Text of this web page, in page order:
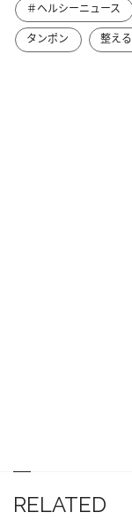
＃ヘルシーニュース
タンポン
整える
RELATED